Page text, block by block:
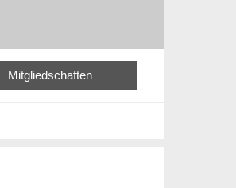
Mitgliedschaften